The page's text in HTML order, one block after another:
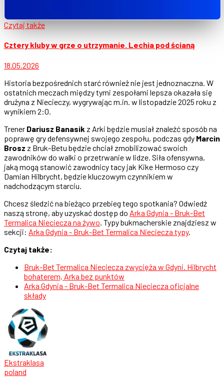
Czytaj także
Cztery kluby w grze o utrzymanie. Lechia pod ścianą
18.05.2026
Historia bezpośrednich starć również nie jest jednoznaczna. W
ostatnich meczach między tymi zespołami lepsza okazała się
drużyna z Niecieczy, wygrywając m.in. w listopadzie 2025 roku z
wynikiem 2:0.
Trener Dariusz Banasik z Arki będzie musiał znaleźć sposób na
poprawę gry defensywnej swojego zespołu, podczas gdy Marcin
Brosz z Bruk-Betu będzie chciał zmobilizować swoich
zawodników do walki o przetrwanie w lidze. Siła ofensywna,
jaką mogą stanowić zawodnicy tacy jak Kike Hermoso czy
Damian Hilbrycht, będzie kluczowym czynnikiem w
nadchodzącym starciu.
Chcesz śledzić na bieżąco przebieg tego spotkania? Odwiedź
naszą stronę, aby uzyskać dostęp do Arka Gdynia - Bruk-Bet
Termalica Nieciecza na żywo . Typy bukmacherskie znajdziesz w
sekcji: Arka Gdynia - Bruk-Bet Termalica Nieciecza typy.
Czytaj także:
Bruk-Bet Termalica Nieciecza zwycięża w Gdyni. Hilbrycht
bohaterem, Arka bez punktów
Arka Gdynia - Bruk-Bet Termalica Nieciecza oficjalne
składy
Ekstraklasa
poland